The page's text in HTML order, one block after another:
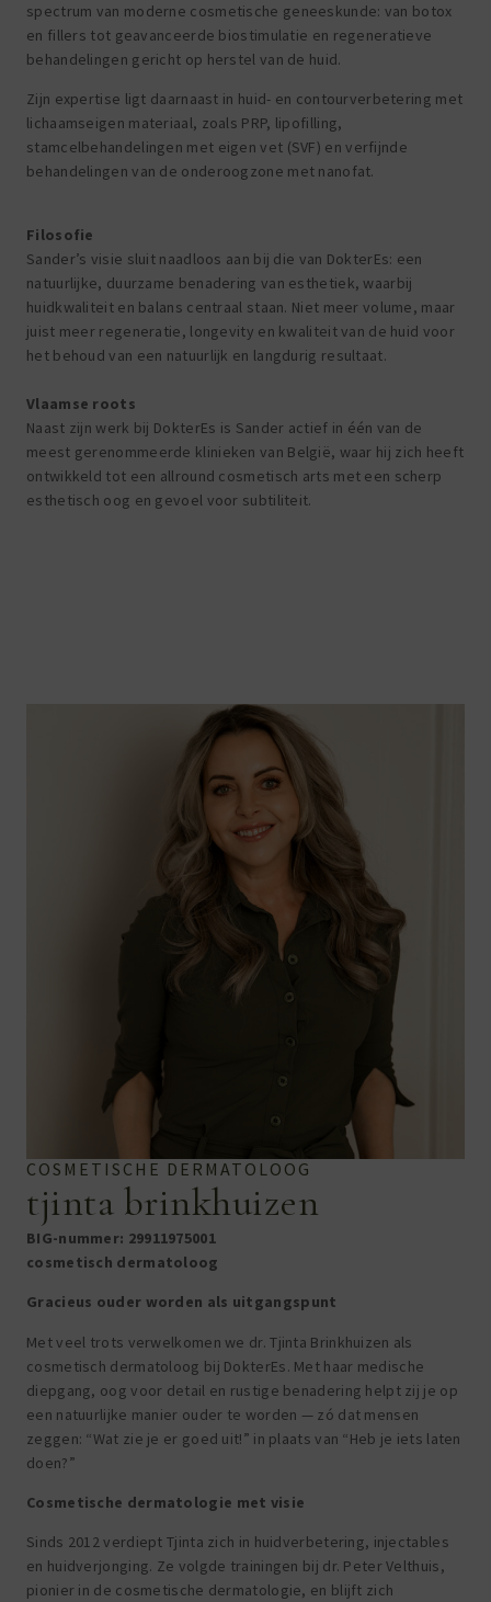
spectrum van moderne cosmetische geneeskunde: van botox
en fillers tot geavanceerde biostimulatie en regeneratieve
behandelingen gericht op herstel van de huid.
Zijn expertise ligt daarnaast in huid- en contourverbetering met
lichaamseigen materiaal, zoals PRP, lipofilling,
stamcelbehandelingen met eigen vet (SVF) en verfijnde
behandelingen van de onderoogzone met nanofat.
Filosofie
Sander’s visie sluit naadloos aan bij die van DokterEs: een
natuurlijke, duurzame benadering van esthetiek, waarbij
huidkwaliteit en balans centraal staan. Niet meer volume, maar
juist meer regeneratie, longevity en kwaliteit van de huid voor
het behoud van een natuurlijk en langdurig resultaat.
Vlaamse roots
Naast zijn werk bij DokterEs is Sander actief in één van de
meest gerenommeerde klinieken van België, waar hij zich heeft
ontwikkeld tot een allround cosmetisch arts met een scherp
esthetisch oog en gevoel voor subtiliteit.
COSMETISCHE DERMATOLOOG
tjinta brinkhuizen
BIG-nummer: 29911975001
cosmetisch dermatoloog
Gracieus ouder worden als uitgangspunt
Met veel trots verwelkomen we dr. Tjinta Brinkhuizen als
cosmetisch dermatoloog bij DokterEs. Met haar medische
diepgang, oog voor detail en rustige benadering helpt zij je op
een natuurlijke manier ouder te worden — zó dat mensen
zeggen: “Wat zie je er goed uit!” in plaats van “Heb je iets laten
doen?”
Cosmetische dermatologie met visie
Sinds 2012 verdiept Tjinta zich in huidverbetering, injectables
en huidverjonging. Ze volgde trainingen bij dr. Peter Velthuis,
pionier in de cosmetische dermatologie, en blijft zich